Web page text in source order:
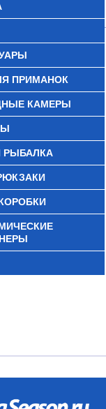
ПРИМАНОК
КАМЕРЫ
РЫБАЛКА